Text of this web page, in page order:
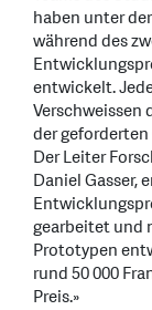
haben unter
während des
entwickelt.
der
Der Leiter
Daniel Gasser,
gearbeitet und
Prototypen
rund 50 000
Preis.»